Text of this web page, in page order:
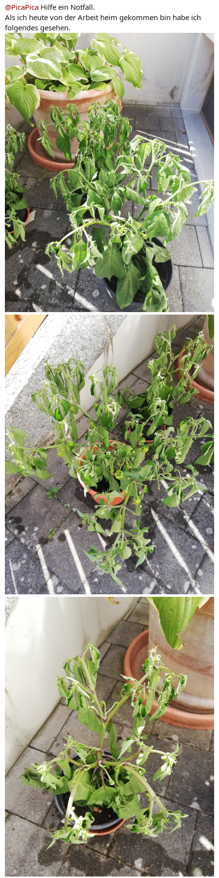
:
@PicaPica Hilfe ein Notfall.
Als ich heute von der Arbeit heim gekommen bin habe ich
folgendes gesehen.